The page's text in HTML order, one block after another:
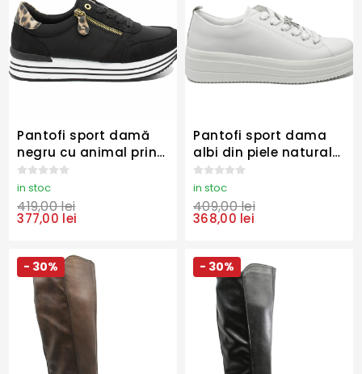
Pantofi sport damă
negru cu animal print
și garnituri de piele
întoarsă REMD1316-03
in stoc
419,00 lei
377,00 lei
Pantofi sport dama
albi din piele naturală,
cu broșă libelulă
argintie REMD1C03-82
in stoc
409,00 lei
368,00 lei
- 30% - 30%